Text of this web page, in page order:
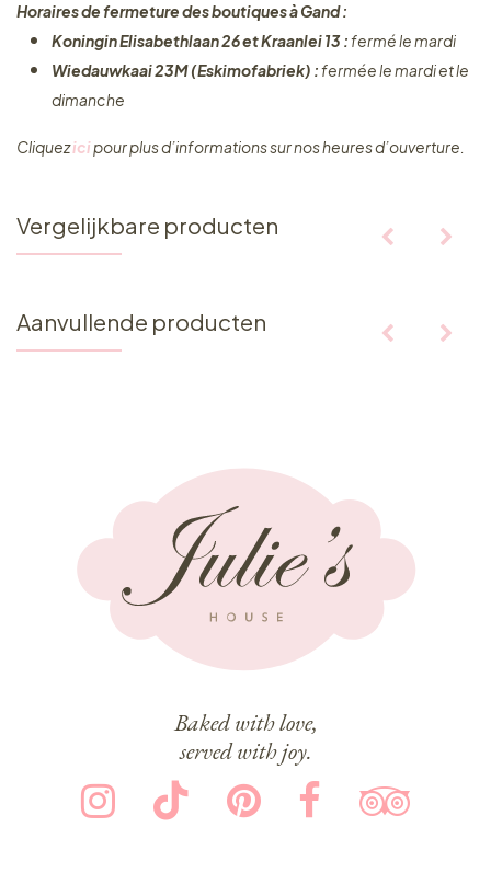
Horaires de fermeture des boutiques à Gand :
Koningin Elisabethlaan 26 et Kraanlei 13 :fermé le mardi
Wiedauwkaai 23M (Eskimofabriek) :fermée le mardi et le
dimanche
Cliquez ​icipour plus d’informations sur nos heures d’ouverture.
Vergelijkbare producten
Aanvullende producten
Baked with love,
served with joy.